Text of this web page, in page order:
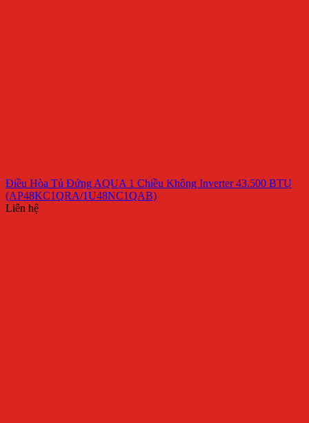
Điều Hòa Tủ Đứng AQUA 1 Chiều Không Inverter 43.500 BTU
(AP48KC1QRA/1U48NC1QAB)
Liên hệ